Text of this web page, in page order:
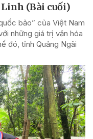
(Bài cuối)
bảo” của Việt Nam
những giá trị văn hóa
đó, tỉnh Quảng Ngãi